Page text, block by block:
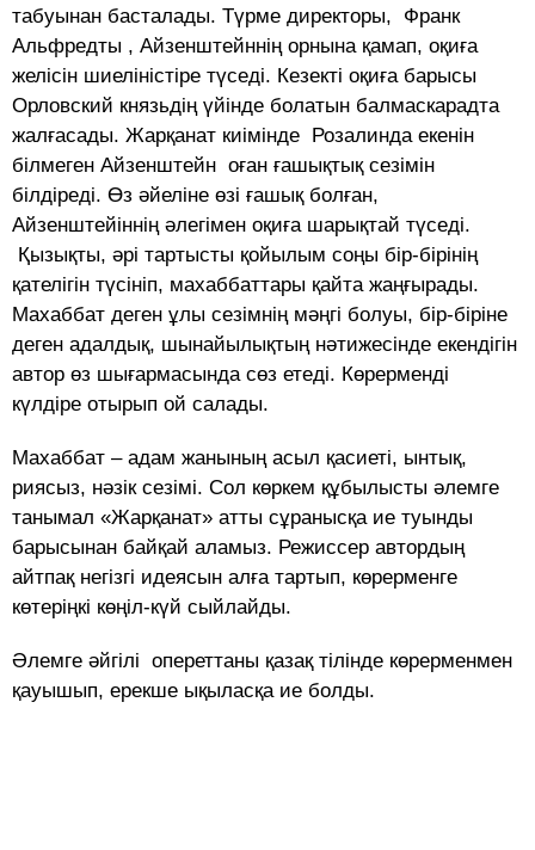
табуынан басталады. Түрме директоры, Франк
Альфредты , Айзенштейннің орнына қамап, оқиға
желісін шиеліністіре түседі. Кезекті оқиға барысы
Орловский князьдің үйінде болатын балмаскарадта
жалғасады. Жарқанат киімінде Розалинда екенін
білмеген Айзенштейн оған ғашықтық сезімін
білдіреді. Өз әйеліне өзі ғашық болған,
Айзенштейіннің әлегімен оқиға шарықтай түседі.
Қызықты, әрі тартысты қойылым соңы бір-бірінің
қателігін түсініп, махаббаттары қайта жаңғырады.
Махаббат деген ұлы сезімнің мәңгі болуы, бір-біріне
деген адалдық, шынайылықтың нәтижесінде екендігін
автор өз шығармасында сөз етеді. Көрерменді
күлдіре отырып ой салады.
Махаббат – адам жанының асыл қасиеті, ынтық,
риясыз, нәзік сезімі. Сол көркем құбылысты әлемге
танымал «Жарқанат» атты сұранысқа ие туынды
барысынан байқай аламыз. Режиссер автордың
айтпақ негізгі идеясын алға тартып, көрерменге
көтеріңкі көңіл-күй сыйлайды.
Әлемге әйгілі опереттаны қазақ тілінде көрерменмен
қауышып, ерекше ықыласқа ие болды.